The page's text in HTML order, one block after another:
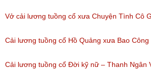
Xưa)
(Lượt nghe: 216)
Vở cải lương tuồng cổ xưa Chuyện Tình Cô
146)
Cải lương tuồng cổ Hồ Quảng xưa Bao Công
Sinh
Cải lương tuồng cổ Đời kỹ nữ – Thanh Ngân